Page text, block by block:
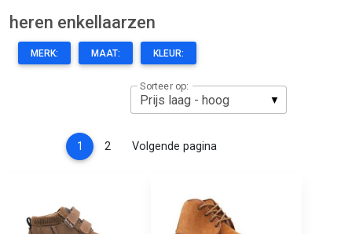
heren enkellaarzen
MERK: MAAT: KLEUR:
Sorteer op:
1 (current)
2 Volgende pagina